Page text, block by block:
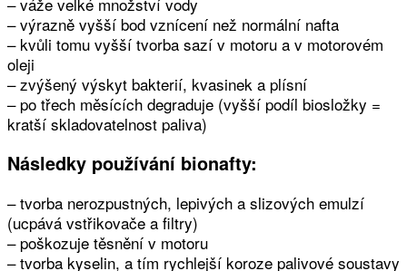
– výrazně vyšší bod vznícení než normální nafta
– kvůli tomu vyšší tvorba sazí v motoru a v motorovém
oleji
– zvýšený výskyt bakterií, kvasinek a plísní
– po třech měsících degraduje (vyšší podíl biosložky =
kratší skladovatelnost paliva)
Následky používání bionafty:
– tvorba nerozpustných, lepivých a slizových emulzí
(ucpává vstřikovače a filtry)
– poškozuje těsnění v motoru
– tvorba kyselin, a tím rychlejší koroze palivové soustavy